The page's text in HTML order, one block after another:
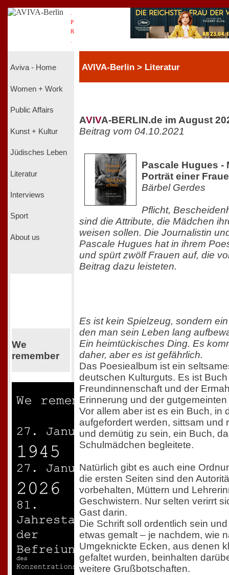
P
R
Aviva - Home
Women + Work
Public Affairs
Kunst + Kultur
Jüdisches Leben
Literatur
Interviews
Sport
About us
We
remember
AVIVA-Berlin > Literatur
AVIVA-BERLIN.de im August
Beitrag vom 04.10.2021
Pascale Hugues -
Porträt einer
Bärbel Gerdes
Pflicht,
sind die Attribute, die Mädchen
weisen sollen. Die Journalistin
Pascale Hugues hat in ihrem
und spürt zwölf Frauen auf, die
Beitrag dazu leisteten.
Es ist kein Spielzeug, sondern
den man sein Leben lang
Ein heimtückisches Ding. Es
daher, aber es ist gefährlich.
Das Poesiealbum ist ein
deutschen Kulturguts. Es ist
Freundinnenschaft und der
Erinnerung und der
Vor allem aber ist es ein Buch, in
aufgefordert werden, sittsam und
und demütig zu sein, ein Buch,
Schulmädchen begleitete.
Natürlich gibt es auch eine
die ersten Seiten sind den
vorbehalten, Müttern und
Geschwistern. Nur selten verirrt
Gast darin.
Die Schrift soll ordentlich sein
etwas gemalt – je nachdem, wie
Umgeknickte Ecken, aus denen
gefaltet wurden, beinhalten
weitere Grußbotschaften.